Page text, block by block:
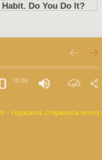
15:00
– сержанта. Открылось нечто